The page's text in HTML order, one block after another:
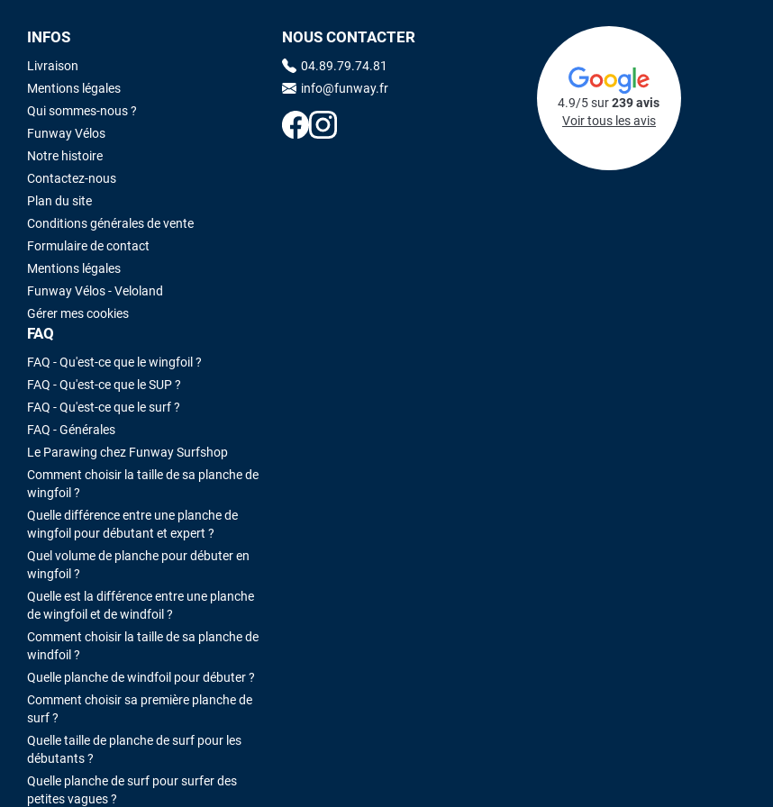
INFOS
Livraison
Mentions légales
Qui sommes-nous ?
Funway Vélos
Notre histoire
Contactez-nous
Plan du site
Conditions générales de vente
Formulaire de contact
Mentions légales
Funway Vélos - Veloland
Gérer mes cookies
FAQ
FAQ - Qu'est-ce que le wingfoil ?
FAQ - Qu'est-ce que le SUP ?
FAQ - Qu'est-ce que le surf ?
FAQ - Générales
Le Parawing chez Funway Surfshop
Comment choisir la taille de sa planche de
wingfoil ?
Quelle différence entre une planche de
wingfoil pour débutant et expert ?
Quel volume de planche pour débuter en
wingfoil ?
Quelle est la différence entre une planche
de wingfoil et de windfoil ?
Comment choisir la taille de sa planche de
windfoil ?
Quelle planche de windfoil pour débuter ?
Comment choisir sa première planche de
surf ?
Quelle taille de planche de surf pour les
débutants ?
Quelle planche de surf pour surfer des
petites vagues ?
NOUS CONTACTER
04.89.79.74.81
info@funway.fr
4.9/5 sur239 avis
Voir tous les avis
RICHMOND
il y a 3 mois
une voile d'occasion depuis Tahiti. Super service. L'envoi a
La voile est arrivée en super état. Mauruuru roa.
VOIR TOUS LES AVIS